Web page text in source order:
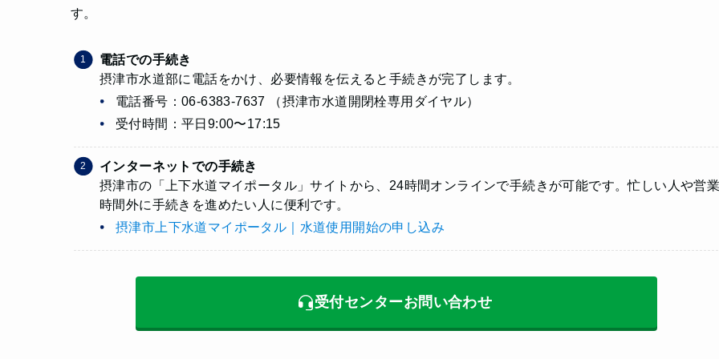
す。
電話での手続き
摂津市水道部に電話をかけ、必要情報を伝えると手続きが完了します。
電話番号：06-6383-7637 （摂津市水道開閉栓専用ダイヤル）
受付時間：平日9:00〜17:15
インターネットでの手続き
摂津市の「上下水道マイポータル」サイトから、24時間オンラインで手続きが可能です。忙しい人や営
時間外に手続きを進めたい人に便利です。
摂津市上下水道マイポータル｜水道使用開始の申し込み
受付センターお問い合わせ